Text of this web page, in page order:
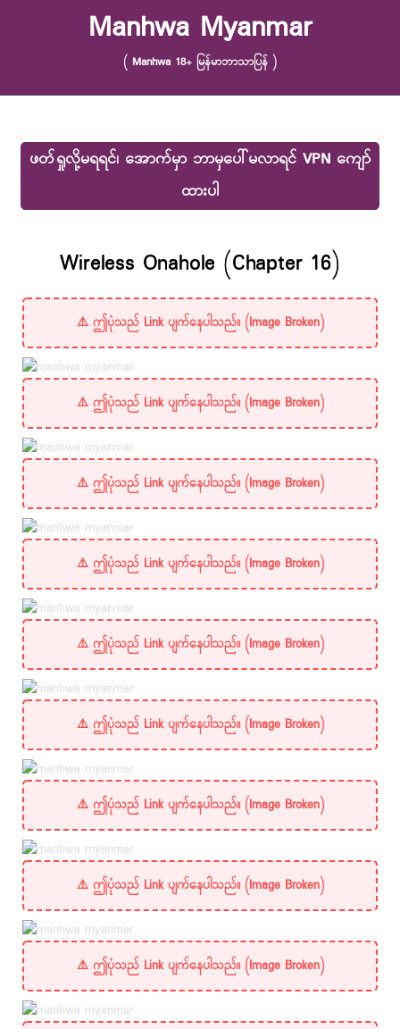
Manhwa Myanmar
( Manhwa 18+ မြန်မာဘာသာပြန် )
ဖတ်ရှုလို့မရရင်၊ အောက်မှာ ဘာမှပေါ်မလာရင် VPN ကျော်
ထားပါ
Wireless Onahole (Chapter 16)